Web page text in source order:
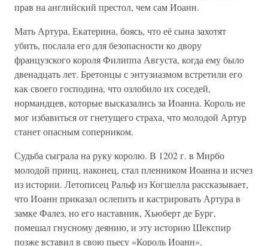
прав на английский престол, чем сам Иоанн.
Мать Артура, Екатерина, боясь, что её сына захотят
убить, послала его для безопасности ко двору
французского короля Филиппа Августа, когда ему было
двенадцать лет. Бретонцы с энтузиазмом встретили его
как своего господина, что озлобило их соседей,
нормандцев, которые высказались за Иоанна. Король не
мог избавиться от гнетущего страха, что молодой Артур
станет опасным соперником.
Судьба сыграла на руку королю. В 1202 г. в Мирбо
молодой принц, наконец, стал пленником Иоанна и исчез
из истории. Летописец Ральф из Когшелла рассказывает,
что Иоанн приказал ослепить и кастрировать Артура в
замке Фалез, но его наставник, Хьюберт де Бург,
помешал гнусному деянию, и эту историю Шекспир
позже вставил в свою пьесу «Король Иоанн».